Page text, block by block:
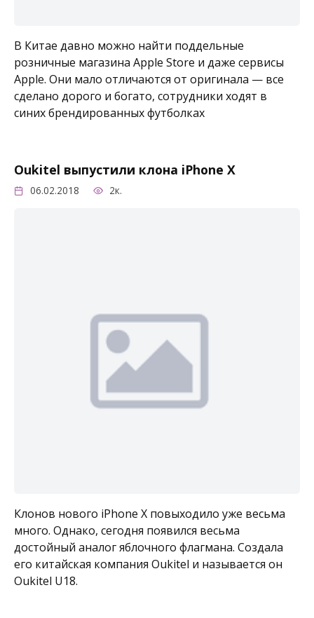
В Китае давно можно найти поддельные
розничные магазина Apple Store и даже сервисы
Apple. Они мало отличаются от оригинала — все
сделано дорого и богато, сотрудники ходят в
синих брендированных футболках
Oukitel выпустили клона iPhone X
06.02.2018 2к.
Клонов нового iPhone X повыходило уже весьма
много. Однако, сегодня появился весьма
достойный аналог яблочного флагмана. Создала
его китайская компания Oukitel и называется он
Oukitel U18.